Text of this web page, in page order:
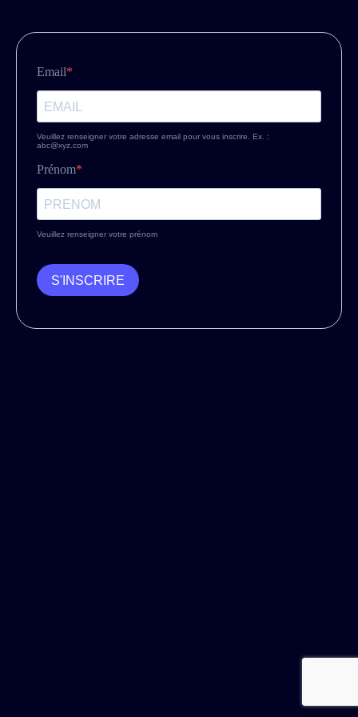
Email
Veuillez renseigner votre adresse email pour vous inscrire. Ex. :
abc@xyz.com
Prénom
Veuillez renseigner votre prénom
S'INSCRIRE